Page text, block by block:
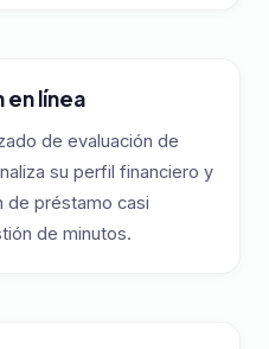
en línea
de evaluación de
su perfil financiero y
de préstamo casi
de minutos.